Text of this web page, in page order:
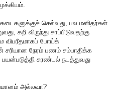
செல்வது, பல மனிதர்கள்
கறி விருந்து சாப்பிடுவதற்கு
விபரீதமாகப் போய்க்
சரியான நேரம் பணம் சம்பாதிக்க
சுரண்டல் நடத்துவது
அல்லவா?